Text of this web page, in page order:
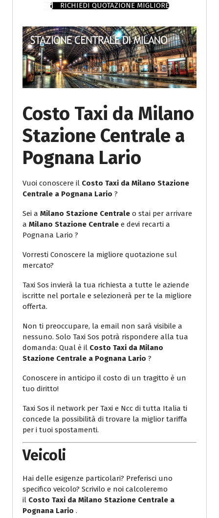
RICHIEDI QUOTAZIONE MIGLIORE
Costo Taxi da Milano
Stazione Centrale a
Pognana Lario
Vuoi conoscere il Costo Taxi da Milano Stazione
Centrale a Pognana Lario ?
Sei a Milano Stazione Centrale o stai per arrivare
a Milano Stazione Centrale e devi recarti a
Pognana Lario ?
Vorresti Conoscere la migliore quotazione sul
mercato?
Taxi Sos invierà la tua richiesta a tutte le aziende
iscritte nel portale e selezionerà per te la migliore
offerta.
Non ti preoccupare, la email non sarà visibile a
nessuno. Solo Taxi Sos potrà rispondere alla tua
domanda: Qual è il Costo Taxi da Milano
Stazione Centrale a Pognana Lario ?
Conoscere in anticipo il costo di un tragitto è un
tuo diritto!
Taxi Sos il network per Taxi e Ncc di tutta Italia ti
concede la possibilità di trovare la miglior tariffa
per i tuoi spostamenti.
Veicoli
Hai delle esigenze particolari? Preferisci uno
specifico veicolo? Scrivilo e noi calcoleremo
il Costo Taxi da Milano Stazione Centrale a
Pognana Lario .